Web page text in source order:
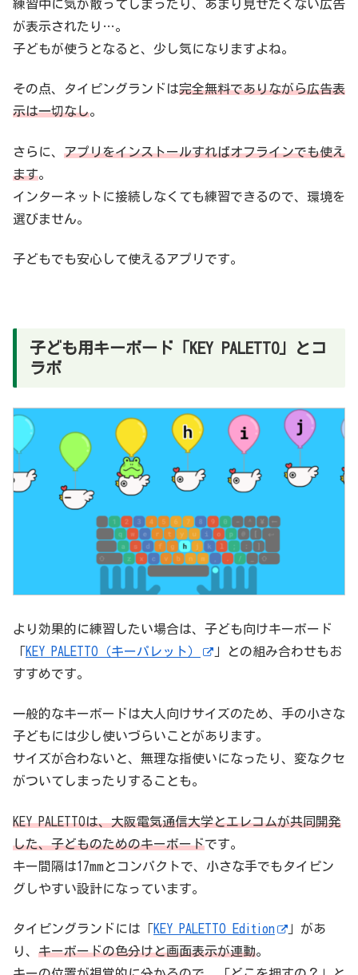
練習中に気が散ってしまったり、あまり見せたくない広告
が表示されたり…。
子どもが使うとなると、少し気になりますよね。
その点、タイピングランドは完全無料でありながら広告表
示は一切なし。
さらに、 アプリをインストールすればオフラインでも使え
ます。
インターネットに接続しなくても練習できるので、環境を
選びません。
子どもでも安心して使えるアプリです。
子ども用キーボード「KEY PALETTO」とコ
ラボ
より効果的に練習したい場合は、子ども向けキーボード
「KEY PALETTO（キーパレット）
」との組み合わせもお
すすめです。
一般的なキーボードは大人向けサイズのため、手の小さな
子どもには少し使いづらいことがあります。
サイズが合わないと、無理な指使いになったり、変なクセ
がついてしまったりすることも。
KEY PALETTOは、大阪電気通信大学とエレコムが共同開発
した、子どものためのキーボードです。
キー間隔は17mmとコンパクトで、小さな手でもタイピン
グしやすい設計になっています。
タイピングランドには「KEY PALETTO Edition
」があ
り、 キーボードの色分けと画面表示が連動。